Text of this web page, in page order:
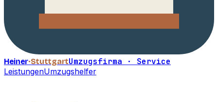
Heiner·StuttgartUmzugsfirma · Service
LeistungenUmzugshelfer